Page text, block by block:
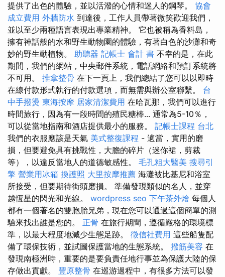
提供了出色的體驗，並以活潑的心情和迷人的鋼琴。 協會
成立費用 外牆防水 到達後，工作人員帶著微笑歡迎我們，
並以至少兩種語言表現出專業精神。 它也被稱為香料島，
擁有神話般的水和野生動物園的體驗，有著白色的沙灘和奇
妙的野生動植物。 助聽器 記帳士 會計 書 不幸的是，在此
期間，我們的網站，中央郵件系統，電話網絡和預訂系統將
不可用。 推拿整骨 在下一頁上，我們總結了您可以以即時
在線付款形式執行的付款選項，而無需與辦公室聯繫。 台
中手撥燙 東海按摩 居家清潔費用 在哈瓦那，我們可以進行
時間旅行，因為有一段時間的殖民糖棒... 通常為5-10％，
可以從當地指南和酒店提供最小的服務。 記帳士課程 台北
我們的衣服應該是天氣 美式整復課程 - 適當，實用的磨
損，但要避免具有挑戰性，大膽的碎片（迷你裙，剪裁
等），以違反當地人的道德敏感性。 毛孔粗大醫美 搜尋引
擎 營業用冰箱 換護照 大里按摩推薦 海灘被比基尼和浴室
所接受，但要期待街頭磨損。 準備發現類似的名人，並穿
越恆星的閃光和光線。 wordpress seo 下午茶外燴 每個人
都有一個著名的雙胞胎兄弟，現在您可以通過這個簡單的測
驗來找出誰是您的。 正骨 在旅行期間，遵循嚴格的環境標
準，以最大程度地減少生態足跡。 徵信社費用 這些船隻配
備了環保技術，並試圖保護當地的生態系統。 撥筋美容 在
發現南極洲時，重要的是要負責任地行事並為保護大陸的保
存做出貢獻。 豐原整骨 在巡游過程中，有很多方法可以發